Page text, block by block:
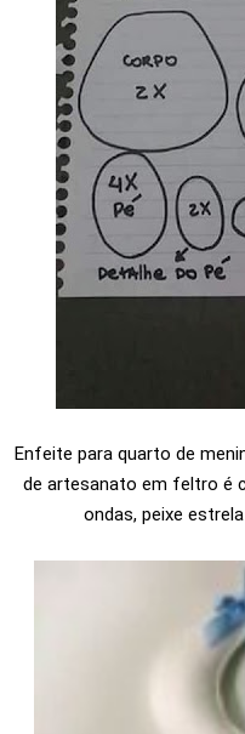
Enfeite para quarto de
de artesanato em feltro é
ondas, peixe